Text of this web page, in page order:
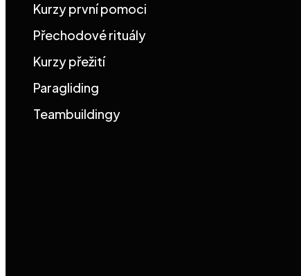
Kurzy první pomoci
Přechodové rituály
Kurzy přežití
Paragliding
Teambuildingy